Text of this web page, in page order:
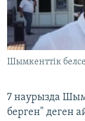
Басқа тілдерде
Шымкенттік
7 наурызда
берген" деген